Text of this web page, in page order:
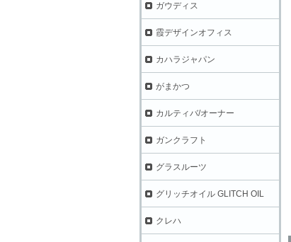
ガウディス
霞デザインオフィス
カハラジャパン
がまかつ
カルティバ/オーナー
ガンクラフト
グラスルーツ
グリッチオイル GLITCH OIL
クレハ